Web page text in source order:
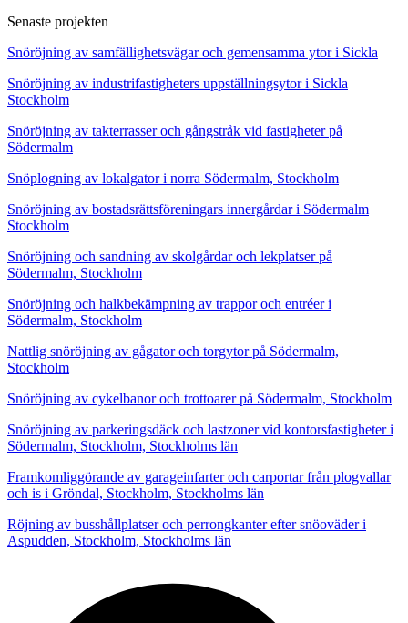
Senaste projekten
Snöröjning av samfällighetsvägar och gemensamma ytor i Sickla
Snöröjning av industrifastigheters uppställningsytor i Sickla
Stockholm
Snöröjning av takterrasser och gångstråk vid fastigheter på
Södermalm
Snöplogning av lokalgator i norra Södermalm, Stockholm
Snöröjning av bostadsrättsföreningars innergårdar i Södermalm
Stockholm
Snöröjning och sandning av skolgårdar och lekplatser på
Södermalm, Stockholm
Snöröjning och halkbekämpning av trappor och entréer i
Södermalm, Stockholm
Nattlig snöröjning av gågator och torgytor på Södermalm,
Stockholm
Snöröjning av cykelbanor och trottoarer på Södermalm, Stockholm
Snöröjning av parkeringsdäck och lastzoner vid kontorsfastigheter i
Södermalm, Stockholm, Stockholms län
Framkomliggörande av garageinfarter och carportar från plogvallar
och is i Gröndal, Stockholm, Stockholms län
Röjning av busshållplatser och perrongkanter efter snöoväder i
Aspudden, Stockholm, Stockholms län